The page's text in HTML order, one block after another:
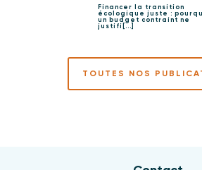
Financer la transition
écologique juste :
un budget contraint ne
justifi[...]
TOUTES NOS